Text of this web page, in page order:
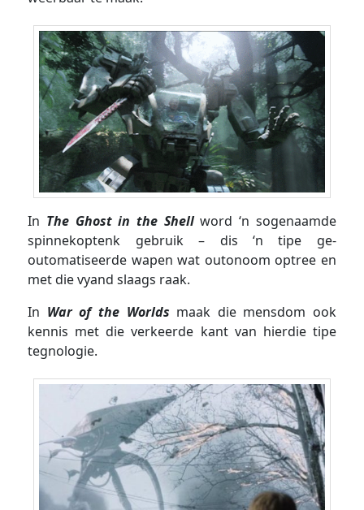
In The Ghost in the Shellword ‘n sogenaamde
spinnekoptenk gebruik – dis ‘n tipe ge-
outomatiseerde wapen wat outonoom optree en
met die vyand slaags raak.
In War of the Worlds maak die mensdom ook
kennis met die verkeerde kant van hierdie tipe
tegnologie.